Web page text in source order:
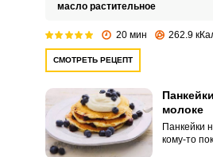
масло растительное
20 мин 262.9
СМОТРЕТЬ РЕЦЕПТ
молоке
Панкейки
кому-то